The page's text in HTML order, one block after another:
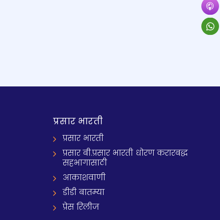
प्रसार भारती
प्रसार भारती
प्रसार बी.प्रसार भारती धोरण करारबद्ध
सहभागासाठी
आकाशवाणी
डीडी बातम्या
प्रेस रिलीज